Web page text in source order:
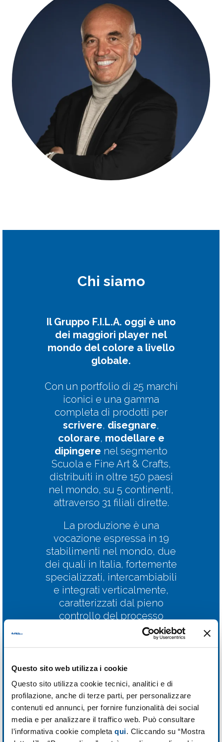
Questo sito web utilizza i cookie
Questo sito utilizza cookie tecnici, analitici e di
profilazione, anche di terze parti, per personalizzare
contenuti ed annunci, per fornire funzionalità dei social
media e per analizzare il traffico web. Può consultare
l’informativa cookie completa qui. Cliccando su “Mostra
Chi siamo
Il Gruppo F.I.L.A. oggi è uno
dei maggiori player nel
mondo del colore a livello
globale.
Con un portfolio di 25 marchi
iconici e una gamma
completa di prodotti per
scrivere, disegnare,
colorare, modellare e
dipingere nel segmento
Scuola e Fine Art & Crafts,
distribuiti in oltre 150 paesi
nel mondo, su 5 continenti,
attraverso 31 filiali dirette.
La produzione è una
vocazione espressa in 19
stabilimenti nel mondo, due
dei quali in Italia, fortemente
specializzati, intercambiabili
e integrati verticalmente,
caratterizzati dal pieno
controllo del processo
partire dagli anni ‘60, prima
Massimo Candela, si è
tradotta in una visione stabile
e coerente di lungo periodo,
e ha consentito di attuare una